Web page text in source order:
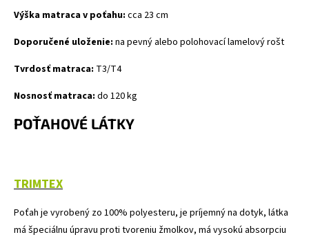
Výška matraca v poťahu: cca 23 cm
Doporučené uloženie: na pevný alebo polohovacílamelovýrošt
Tvrdosť matraca: T3/T4
Nosnosť matraca: do 120 kg
POŤAHOVÉ LÁTKY
TRIMTEX
Poťah je vyrobený zo 100% polyesteru, je príjemný na dotyk, látka
má špeciálnu úpravu proti tvoreniu žmolkov, má vysokú absorpciu